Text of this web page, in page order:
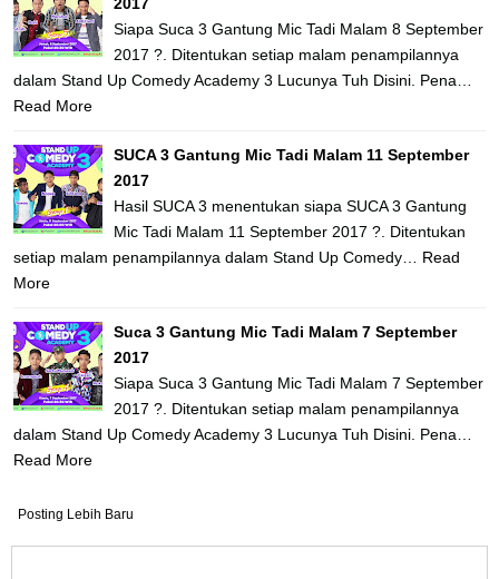
2017
Siapa Suca 3 Gantung Mic Tadi Malam 8 September
2017 ?. Ditentukan setiap malam penampilannya
dalam Stand Up Comedy Academy 3 Lucunya Tuh Disini. Pena…
Read More
SUCA 3 Gantung Mic Tadi Malam 11 September
2017
Hasil SUCA 3 menentukan siapa SUCA 3 Gantung
Mic Tadi Malam 11 September 2017 ?. Ditentukan
setiap malam penampilannya dalam Stand Up Comedy… Read
More
Suca 3 Gantung Mic Tadi Malam 7 September
2017
Siapa Suca 3 Gantung Mic Tadi Malam 7 September
2017 ?. Ditentukan setiap malam penampilannya
dalam Stand Up Comedy Academy 3 Lucunya Tuh Disini. Pena…
Read More
Posting Lebih Baru